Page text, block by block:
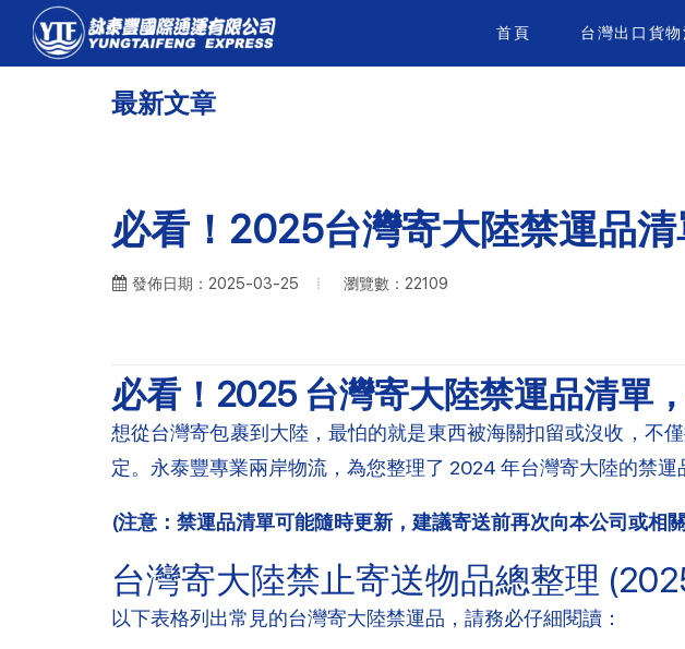
首頁 台灣出口貨物
最新文章
必看！2025台灣寄大陸禁運品
發佈日期：2025-03-25 瀏覽數：22109
必看！2025 台灣寄大陸禁運品清單
想從台灣寄包裹到大陸，最怕的就是東西被海關扣留或沒收，不
定。永泰豐專業兩岸物流，為您整理了 2024 年台灣寄大陸的禁
(注意：禁運品清單可能隨時更新，建議寄送前再次向本公司或相
台灣寄大陸禁止寄送物品總整理
以下表格列出常見的台灣寄大陸禁運品，請務必仔細閱讀：